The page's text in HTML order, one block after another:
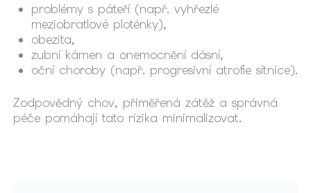
problémy s páteří (např. vyhřezlé
meziobratlové ploténky),
obezita,
zubní kámen a onemocnění dásní,
oční choroby (např. progresivní atrofie sítnice).
Zodpovědný chov, přiměřená zátěž a správná
péče pomáhají tato rizika minimalizovat.